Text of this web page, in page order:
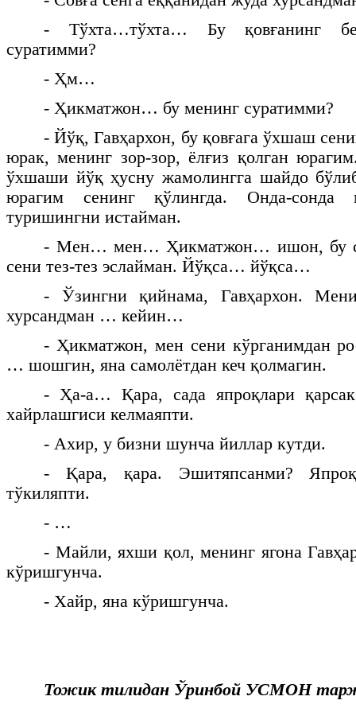
- Тўхта…тўхта… Бу қовғанинг
суратимми?
- Ҳм…
- Ҳикматжон… бу менинг суратимми?
- Йўқ, Гавҳархон, бу қовғага ўхшаш
юрак, менинг зор-зор, ёлғиз қолган
ўхшаши йўқ ҳусну жамолингга шайдо
юрагим сенинг қўлингда. Онда-сонда
туришингни истайман.
- Мен… мен… Ҳикматжон… ишон, бу
сени тез-тез эслайман. Йўқса… йўқса…
- Ўзингни қийнама, Гавҳархон.
хурсандман … кейин…
- Ҳикматжон, мен сени кўрганимдан
… шошгин, яна самолётдан кеч қолмагин.
- Ҳа-а… Қара, сада япроқлари
хайрлашгиси келмаяпти.
- Ахир, у бизни шунча йиллар кутди.
- Қара, қара. Эшитяпсанми?
тўкиляпти.
- …
- Майли, яхши қол, менинг ягона
кўришгунча.
- Хайр, яна кўришгунча.
Тожик тилидан Ўринбой УСМОН